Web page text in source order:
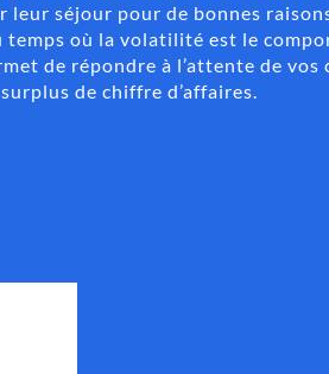
séjour pour de bonnes
temps où la volatilité est le
de répondre à l’attente de vos
de chiffre d’affaires.